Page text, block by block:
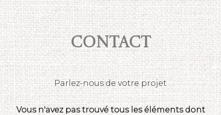
Contact
Parlez-nous de votre projet
Vous n'avez pas trouvé tous les éléments dont